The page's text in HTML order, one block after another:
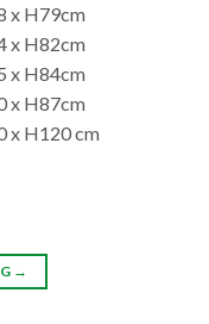
x H79cm
x H82cm
x H84cm
x H87cm
x H120 cm
→